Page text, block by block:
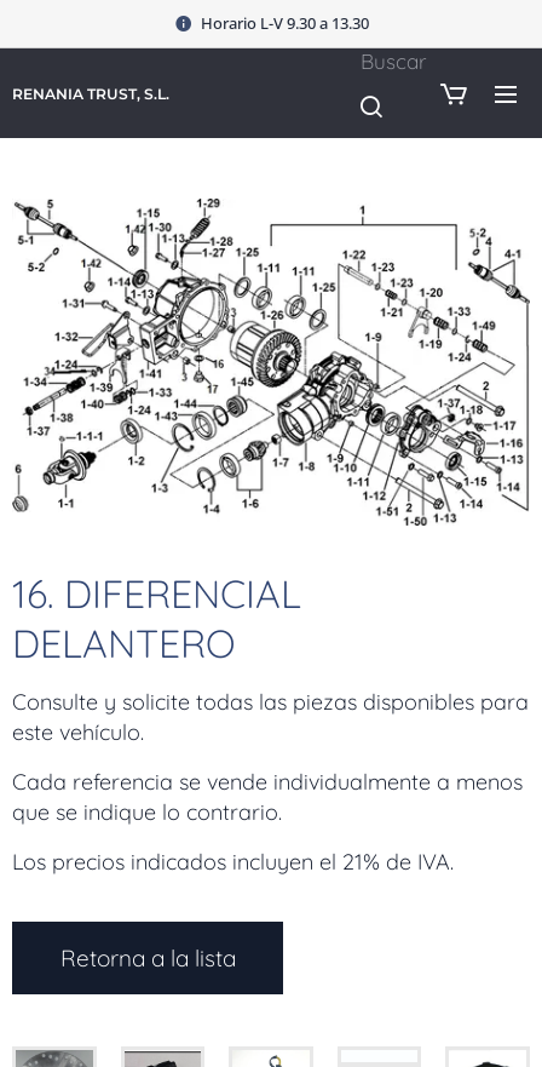
Horario L-V 9.30 a 13.30
RENANIA TRUST, S.L.
Buscar
16. DIFERENCIAL
DELANTERO
Consulte y solicite todas las piezas disponibles para
este vehículo.
Cada referencia se vende individualmente a menos
que se indique lo contrario.
Los precios indicados incluyen el 21% de IVA.
Retorna a la lista